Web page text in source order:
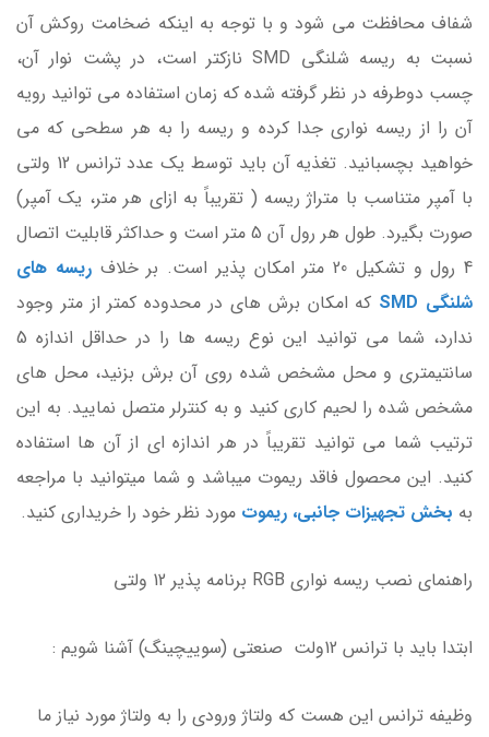
شفاف محافظت می شود و با توجه به اینکه ضخامت روکش آن
نسبت به ریسه شلنگی SMD نازکتر است، در پشت نوار آن،
چسب دوطرفه در نظر گرفته شده که زمان استفاده می توانید رویه
آن را از ریسه نواری جدا کرده و ریسه را به هر سطحی که می
خواهید بچسبانید. تغذیه آن باید توسط یک عدد ترانس 12 ولتی
با آمپر متناسب با متراژ ریسه ( تقریباً به ازای هر متر، یک آمپر)
صورت بگیرد. طول هر رول آن 5 متر است و حداکثر قابلیت اتصال
4 رول و تشکیل 20 متر امکان پذیر است. بر خلاف
ریسه های
شلنگی SMD
که امکان برش های در محدوده کمتر از متر وجود
ندارد، شما می توانید این نوع ریسه ها را در حداقل اندازه 5
سانتیمتری و محل مشخص شده روی آن برش بزنید، محل های
مشخص شده را لحیم کاری کنید و به کنترلر متصل نمایید. به این
ترتیب شما می توانید تقریباً در هر اندازه ای از آن ها استفاده
کنید. این محصول فاقد ریموت میباشد و شما میتوانید با مراجعه
به بخش تجهیزات جانبی، ریموت مورد نظر خود را خریداری کنید.
راهنمای نصب ریسه نواری RGB برنامه پذیر 12 ولتی
ابتدا باید با ترانس 12ولت صنعتی (سوییچینگ) آشنا شویم :
وظیفه ترانس این هست که ولتاژ ورودی را به ولتاژ مورد نیاز ما